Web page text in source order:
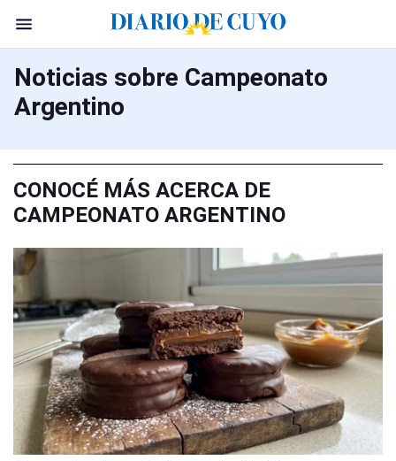
Noticias sobre Campeonato
Argentino
CONOCÉ MÁS ACERCA DE
CAMPEONATO ARGENTINO